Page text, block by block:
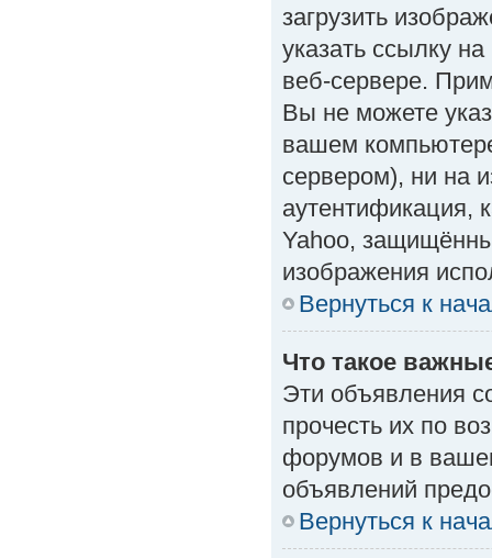
загрузить
указать ссылку
веб-сервере.
Вы не можете
вашем
сервером), ни на
аутентификация,
Yahoo,
изображения
Вернуться к
Что такое
Эти объявления
прочесть их по
форумов и в
объявлений
Вернуться к